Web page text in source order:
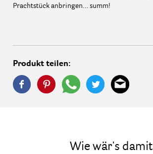
Prachtstück anbringen… summ!
Produkt teilen:
Wie wär's damit